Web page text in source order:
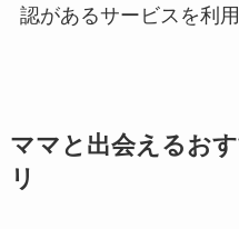
認があるサービスを利
ママと出会えるお
リ